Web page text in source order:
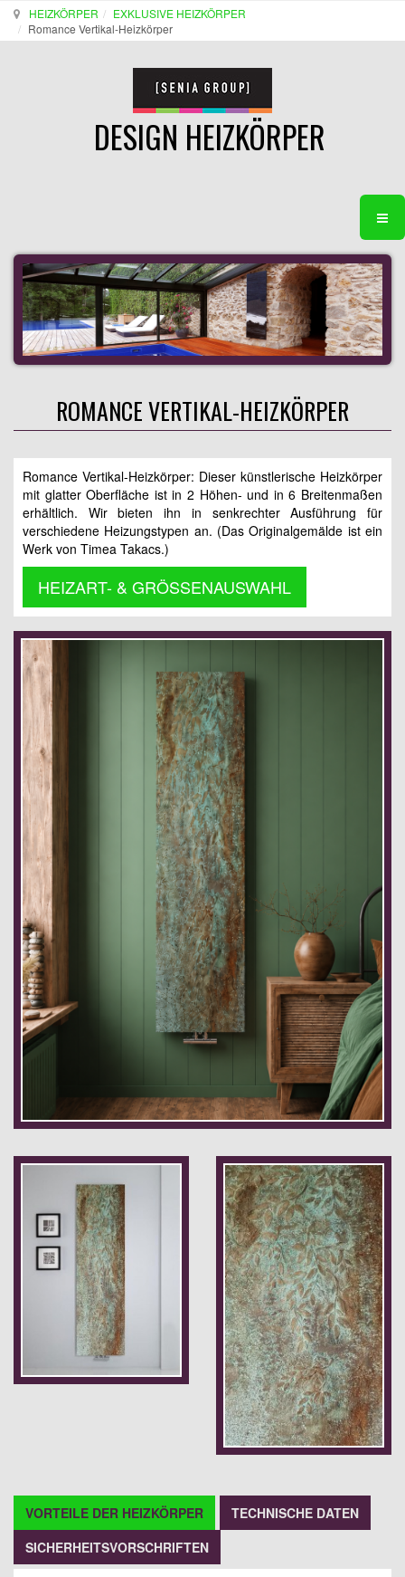
HEIZKÖRPER
EXKLUSIVE HEIZKÖRPER
Romance Vertikal-Heizkörper
DESIGN HEIZKÖRPER
ROMANCE VERTIKAL-HEIZKÖRPER
Romance Vertikal-Heizkörper: Dieser künstlerische Heizkörper
mit glatter Oberfläche ist in 2 Höhen- und in 6 Breitenmaßen
erhältlich. Wir bieten ihn in senkrechter Ausführung für
verschiedene Heizungstypen an. (Das Originalgemälde ist ein
Werk von Timea Takacs.)
HEIZART- & GRÖSSENAUSWAHL
VORTEILE DER HEIZKÖRPER
TECHNISCHE DATEN
SICHERHEITSVORSCHRIFTEN